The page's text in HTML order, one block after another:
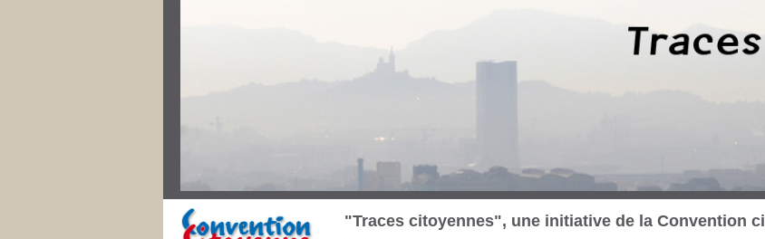
décolonisation et d’une économie mondialisée. Habitat, urbanisme, transports,
social, éducation et culture, ont ainsi fait l’objet de réflexions, de propositions et
dimension politique de ces engagements a été diverse, de nature électorale ou pas.
disparaître leurs traces, il est apparu urgent d'en collecter la mémoire écrite et
pencheront sur notre passé récent pour ouvrir de nouvelles pistes à l'action
Convention Citoyenne. Sont actuellement proposés au chercheur, historien,
de la Communauté Urbaine Marseille-Provence-Métropole - Elu de Marseille de
à 1993 Conseiller régional de la Région Provence-Alpes-Côte d’Azur de 1981 à
1981 Il est également, auteur, essayiste et enseignant
"Traces citoyennes", une initiative de la Convention